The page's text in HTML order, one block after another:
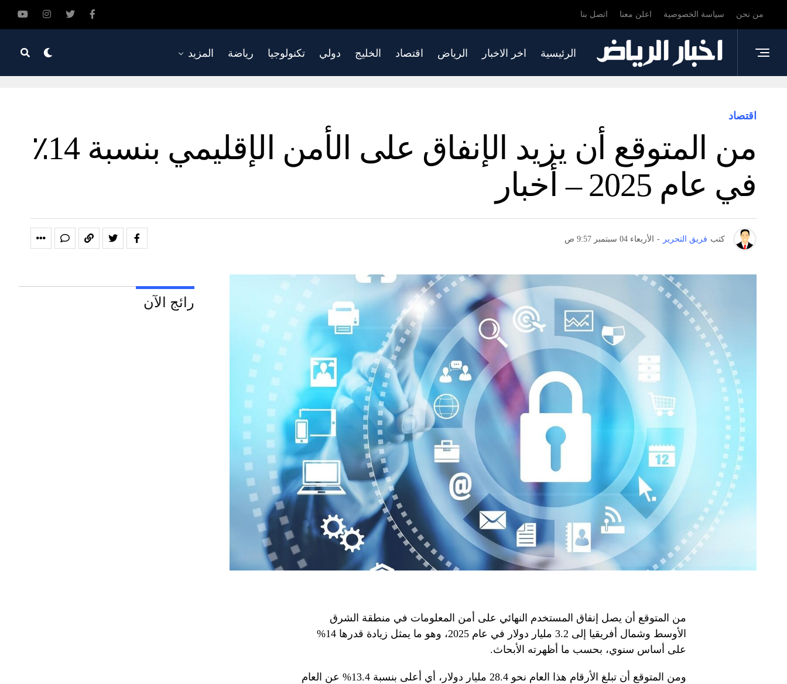
من نحن سياسة الخصوصية اعلن معنا اتصل بنا
الرئيسية اخر الاخبار الرياض اقتصاد الخليج دولي تكنولوجيا رياضة المزيد
اقتصاد
من المتوقع أن يزيد الإنفاق على الأمن الإقليمي بنسبة 14٪
في عام 2025 – أخبار
كتب فريق التحرير - الأربعاء 04 سبتمبر 9:57 ص
من المتوقع أن يصل إنفاق المستخدم النهائي على أمن المعلومات في منطقة الشرق
الأوسط وشمال أفريقيا إلى 3.2 مليار دولار في عام 2025، وهو ما يمثل زيادة قدرها 14%
على أساس سنوي، بحسب ما أظهرته الأبحاث.
ومن المتوقع أن تبلغ الأرقام هذا العام نحو 28.4 مليار دولار، أي أعلى بنسبة 13.4% عن العام
رائج الآن